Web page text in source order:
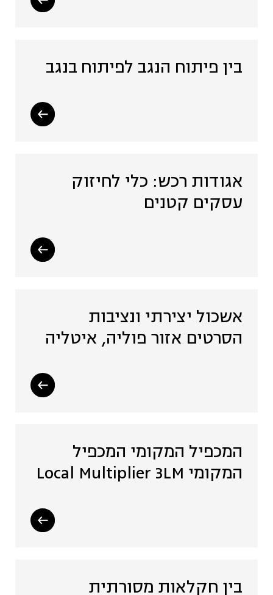
בין פיתוח הנגב לפיתוח בנגב
אגודות רכש: כלי לחיזוק
עסקים קטנים
אשכול יצירתי ונציבות
הסרטים אזור פוליה, איטליה
המכפיל המקומי המכפיל
המקומי Local Multiplier 3LM
בין חקלאות מסורתית